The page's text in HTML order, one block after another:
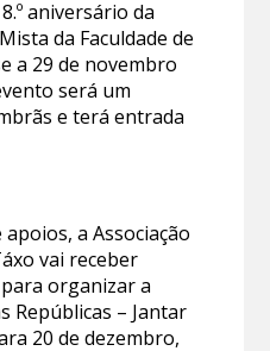
aniversário da
da Faculdade de
a 29 de novembro
será um
e terá entrada
a Associação
vai receber
organizar a
Repúblicas – Jantar
20 de dezembro,